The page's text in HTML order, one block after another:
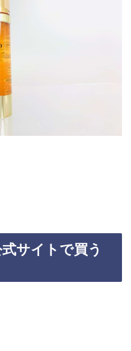
サイトで買う